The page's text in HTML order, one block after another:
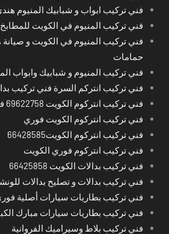
فني تركيب ابواب و شبابيك المنيوم
فني تركيب المنيوم في الكويت للمطابخ
فني تركيب المنيوم في الكويت و صيانة
حمامات
فني تركيب المنيوم و شبابيك وابواب
فني تركيب انتركم السرة فني تركيب
فني تركيب انتركوم الكويت 69622758 فوري
فني تركيب انتركوم الكويت فوري
فني تركيب انتركوم الكويت66428585
فني تركيب انتركوم فوري الكويت
فني تركيب بدالات الكويت 66425858
فني تركيب بدالات و تصليح بدالات
فني تركيب بطاريات سيارات أصلية
فني تركيب بطاريات سيارات مبارك
فني تركيب بلاط وسيراميك الفروانية